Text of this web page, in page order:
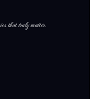
that truly matter.